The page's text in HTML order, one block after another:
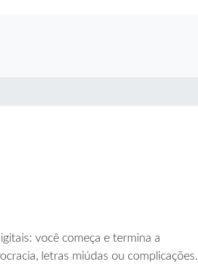
você começa e termina a
letras miúdas ou complicações.